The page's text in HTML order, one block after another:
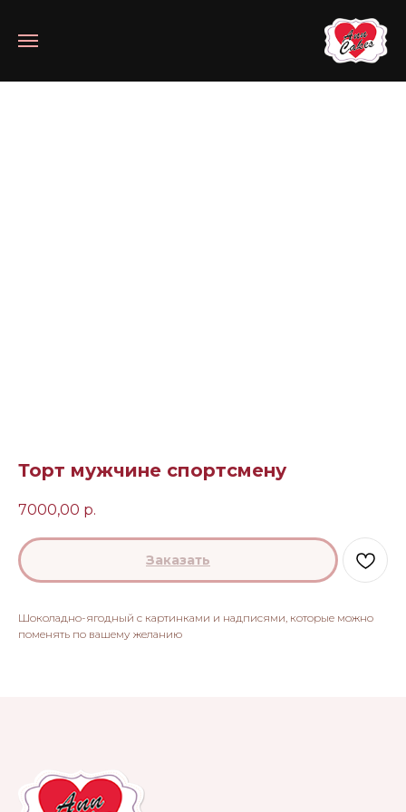
Торт мужчине спортсмену
7000,00 р.
Заказать
Шоколадно-ягодный с картинками и надписями, которые можно
поменять по вашему желанию